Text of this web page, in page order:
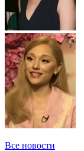
Все новости